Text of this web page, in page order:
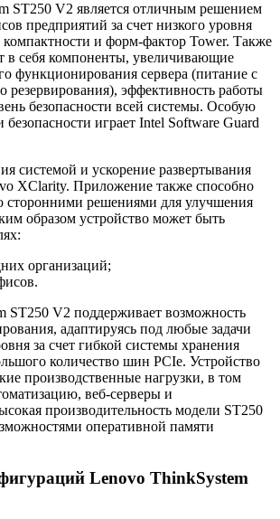
ST250 V2 является отличным решением
предприятий за счет низкого уровня
и форм-фактор Tower. Также
в себя компоненты, увеличивающие
функционирования сервера (питание с
резервирования), эффективность работы
безопасности всей системы. Особую
безопасности играет Intel Software Guard
системой и ускорение развертывания
XClarity. Приложение также способно
сторонними решениями для улучшения
образом устройство может быть
организаций;
ST250 V2 поддерживает возможность
адаптируясь под любые задачи
за счет гибкой системы хранения
количество шин PCIe. Устройство
производственные нагрузки, в том
веб-серверы и
производительность модели ST250
оперативной памяти
Lenovo ThinkSystem